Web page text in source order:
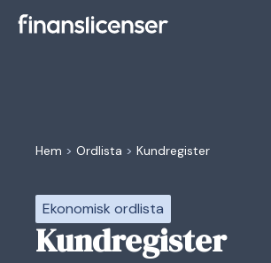
Hem > Ordlista > Kundregister
Ekonomisk ordlista
Kundregister